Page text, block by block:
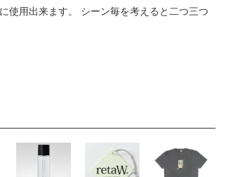
使用出来ます。 シーン毎を考えると二つ三つ